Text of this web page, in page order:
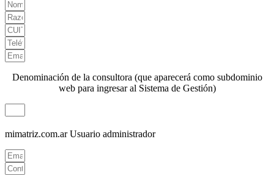
Denominación de la consultora (que aparecerá como subdominio
web para ingresar al Sistema de Gestión)
mimatriz.com.ar Usuario administrador